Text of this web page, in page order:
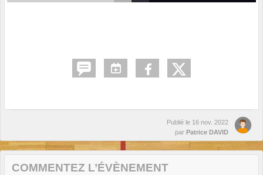
Publié le 16 nov. 2022
par Patrice DAVID
COMMENTEZ L’ÉVÈNEMENT